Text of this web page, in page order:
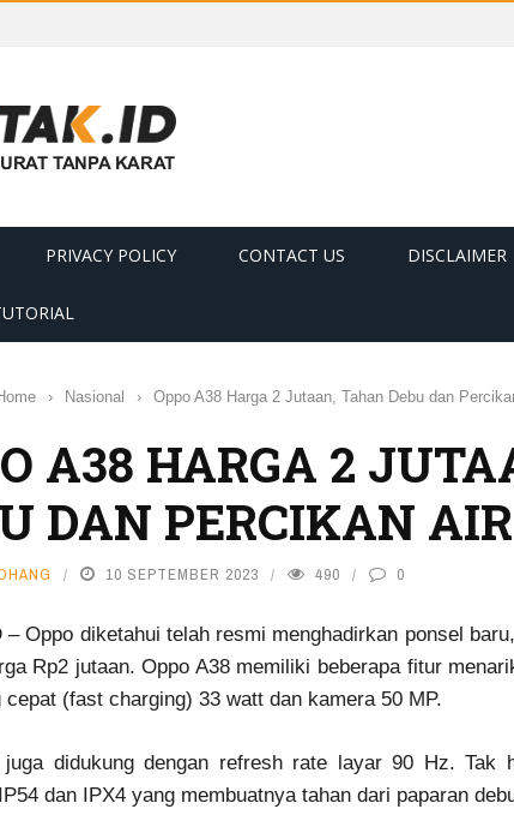
PRIVACY POLICY CONTACT US DISCLAIMER
› Nasional › Oppo A38 Harga 2 Jutaan, Tahan Debu dan
A38 HARGA 2
DAN PERCIKAN AIR
10 SEPTEMBER 2023 490 0
– Oppo diketahui telah resmi menghadirkan ponsel
Rp2 jutaan. Oppo A38 memiliki beberapa fitur
cepat (fast charging) 33 watt dan kamera 50 MP.
didukung dengan refresh rate layar 90 Hz. Tak
dan IPX4 yang membuatnya tahan dari paparan